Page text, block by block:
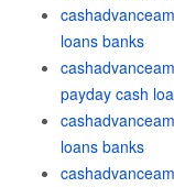
loans banks
payday cash
loans banks